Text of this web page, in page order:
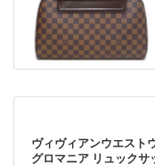
ヴィヴィアンウエスト
グロマニア リュックサ